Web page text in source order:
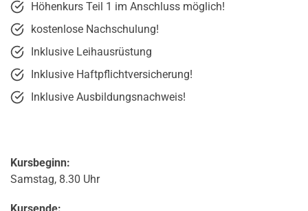
Höhenkurs Teil 1 im Anschluss möglich!
kostenlose Nachschulung!
Inklusive Leihausrüstung
Inklusive Haftpflichtversicherung!
Inklusive Ausbildungsnachweis!
Kursbeginn:
Samstag, 8.30 Uhr